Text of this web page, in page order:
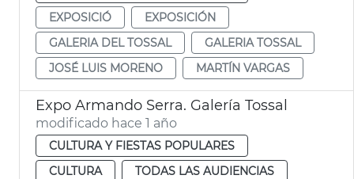
EXPOSICIÓ
EXPOSICIÓN
GALERIA DEL TOSSAL
GALERIA TOSSAL
JOSÉ LUIS MORENO
MARTÍN VARGAS
Expo Armando Serra. Galería Tossal
modificado hace 1 año
CULTURA Y FIESTAS POPULARES
CULTURA
TODAS LAS AUDIENCIAS